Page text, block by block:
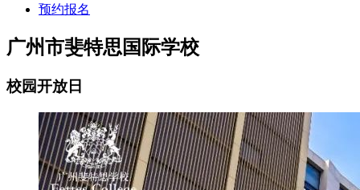
预约报名
广州市斐特思国际学校
校园开放日